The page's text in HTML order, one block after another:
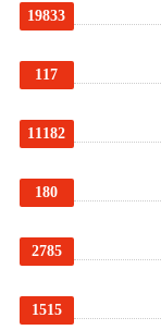
19833
117
11182
180
2785
1515